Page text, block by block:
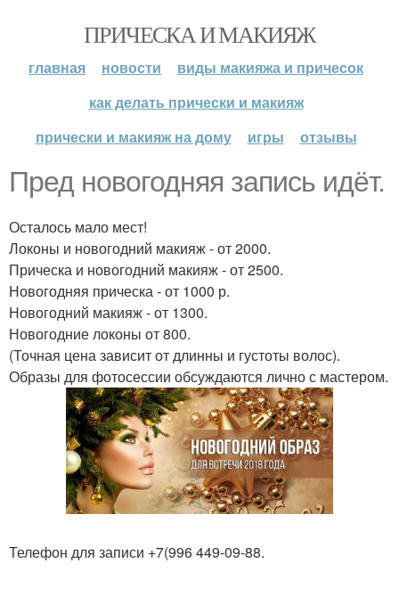
ПРИЧЕСКА И МАКИЯЖ
главная новости
виды макияжа и причесок
как делать прически и макияж
прически и макияж на дому
игры отзывы
Пред новогодняя запись идёт.
Осталось мало мест!
Локоны и новогодний макияж - от 2000.
Прическа и новогодний макияж - от 2500.
Новогодняя прическа - от 1000 р.
Новогодний макияж - от 1300.
Новогодние локоны от 800.
(Точная цена зависит от длинны и густоты волос).
Образы для фотосессии обсуждаются лично с мастером.
Телефон для записи +7(996 449-09-88.